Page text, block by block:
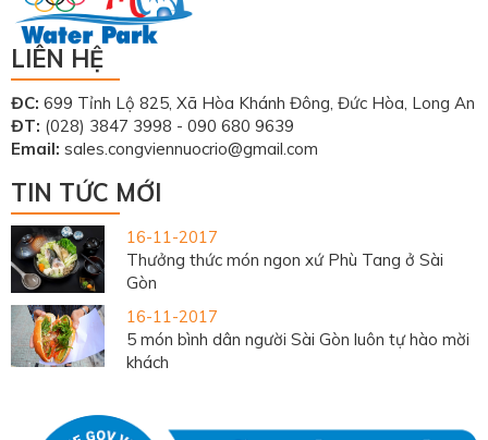
LIÊN HỆ
ĐC: 699 Tỉnh Lộ 825, Xã Hòa Khánh Đông, Đức Hòa, Long An
ĐT: (028) 3847 3998 - 090 680 9639
Email: sales.congviennuocrio@gmail.com
TIN TỨC MỚI
16-11-2017
Thưởng thức món ngon xứ Phù Tang ở Sài
Gòn
16-11-2017
5 món bình dân người Sài Gòn luôn tự hào mời
khách